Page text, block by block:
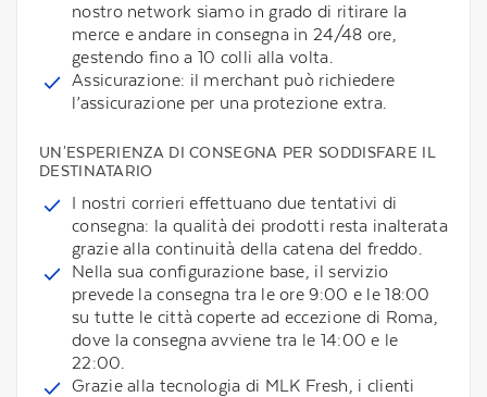
nostro network siamo in grado di ritirare la
merce e andare in consegna in 24/48 ore,
gestendo fino a 10 colli alla volta.
Assicurazione: il merchant può richiedere
l’assicurazione per una protezione extra.
UN'ESPERIENZA DI CONSEGNA PER SODDISFARE IL
DESTINATARIO
I nostri corrieri effettuano due tentativi di
consegna: la qualità dei prodotti resta inalterata
grazie alla continuità della catena del freddo.
Nella sua configurazione base, il servizio
prevede la consegna tra le ore 9:00 e le 18:00
su tutte le città coperte ad eccezione di Roma,
dove la consegna avviene tra le 14:00 e le
22:00.
Grazie alla tecnologia di MLK Fresh, i clienti